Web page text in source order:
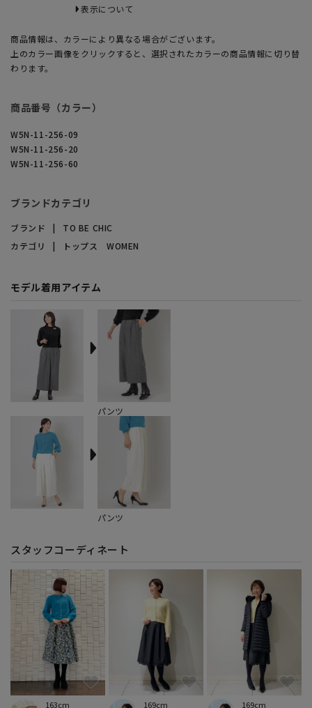
表示について
商品情報は、カラーにより異なる場合がございます。
上のカラー画像をクリックすると、選択されたカラーの商品情報に切り替
わります。
商品番号（カラー）
W5N-11-256-09
W5N-11-256-20
W5N-11-256-60
ブランドカテゴリ
ブランド
TO BE CHIC
カテゴリ
トップス WOMEN
モデル着用アイテム
パンツ
パンツ
スタッフコーディネート
163cm 169cm 169cm